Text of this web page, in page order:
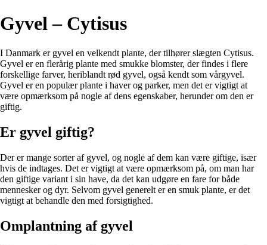
Gyvel – Cytisus
I Danmark er gyvel en velkendt plante, der tilhører slægten Cytisus.
Gyvel er en flerårig plante med smukke blomster, der findes i flere
forskellige farver, heriblandt rød gyvel, også kendt som vårgyvel.
Gyvel er en populær plante i haver og parker, men det er vigtigt at
være opmærksom på nogle af dens egenskaber, herunder om den er
giftig.
Er gyvel giftig?
Der er mange sorter af gyvel, og nogle af dem kan være giftige, især
hvis de indtages. Det er vigtigt at være opmærksom på, om man har
den giftige variant i sin have, da det kan udgøre en fare for både
mennesker og dyr. Selvom gyvel generelt er en smuk plante, er det
vigtigt at behandle den med forsigtighed.
Omplantning af gyvel